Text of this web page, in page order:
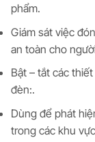
phẩm.
Giám sát việc
an toàn cho
Bật – tắt các
đèn:.
Dùng để phát
trong các khu